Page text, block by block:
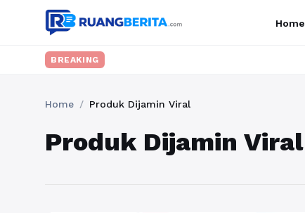
Home
BREAKING
Home / Produk Dijamin Viral
Produk Dijamin Viral